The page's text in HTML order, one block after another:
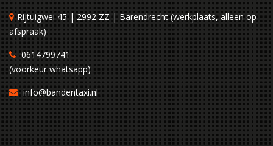
Rijtuigwei 45 | 2992 ZZ | Barendrecht (werkplaats, alleen op
afspraak)
0614799741
(voorkeur whatsapp)
info@bandentaxi.nl